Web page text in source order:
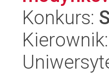
Konkurs: